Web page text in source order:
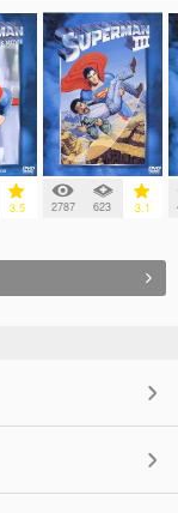
3.5 2787 623 3.1